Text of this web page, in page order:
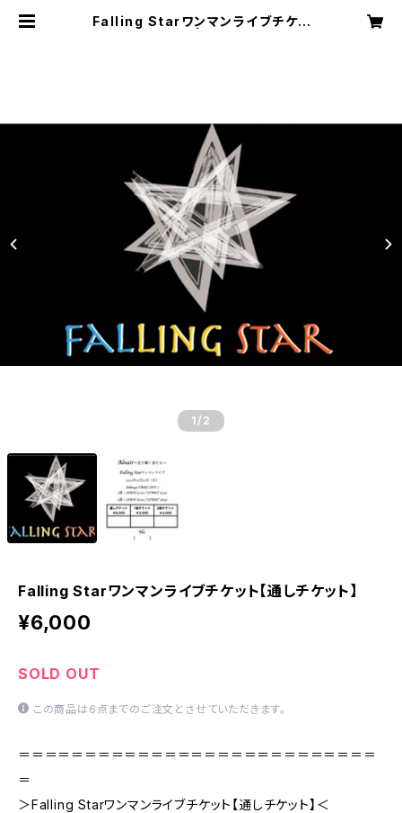
Falling Starワンマンライブチケッ
1 /2
Falling Starワンマンライブチケット【通しチケット】
¥6,000
SOLD OUT
この商品は6点までのご注文とさせていただきます。
＝＝＝＝＝＝＝＝＝＝＝＝＝＝＝＝＝＝＝＝＝＝＝＝＝＝＝
＝
＞Falling Starワンマンライブチケット【通しチケット】＜